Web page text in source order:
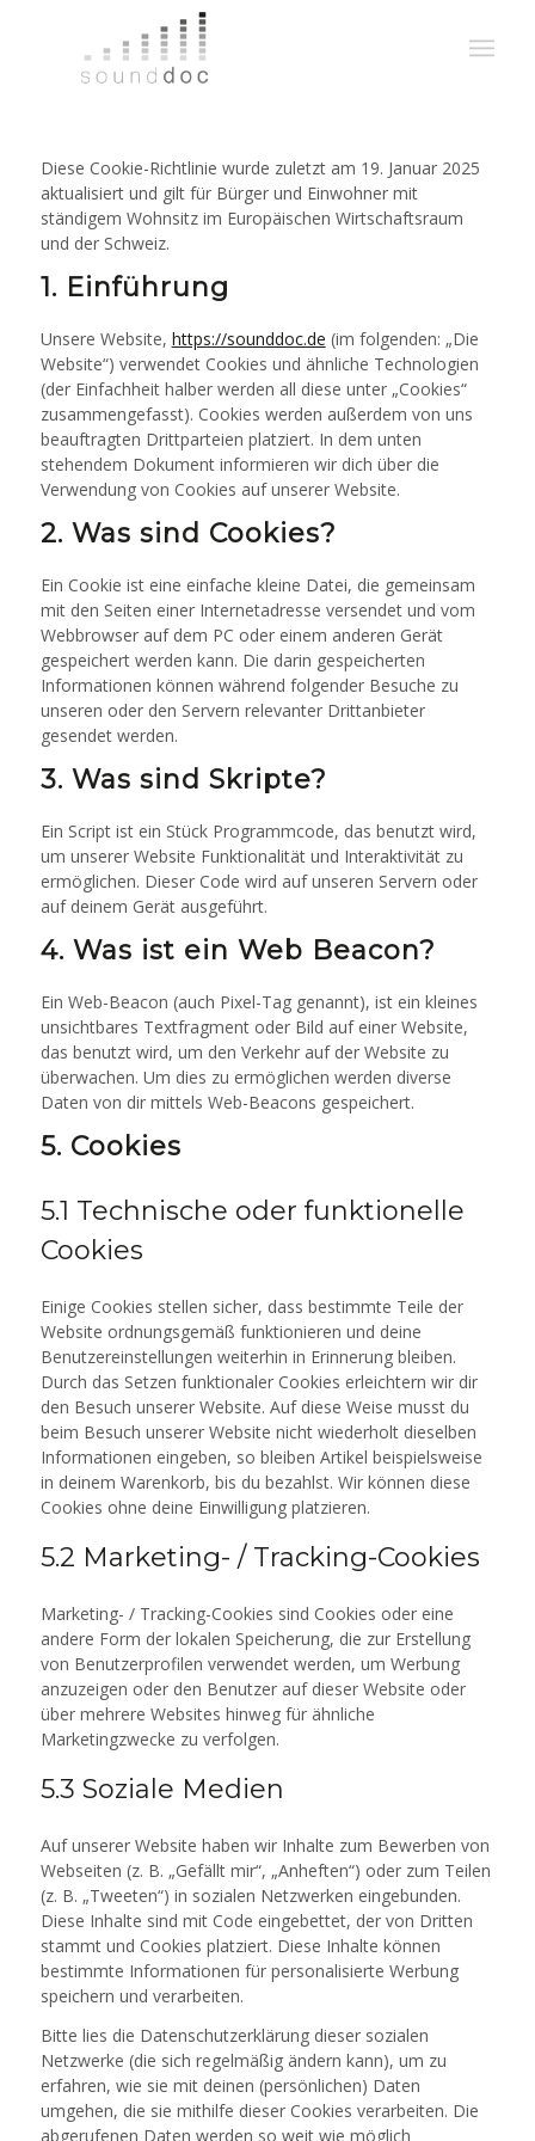
Diese Cookie-Richtlinie wurde zuletzt am 19. Januar 2025
aktualisiert und gilt für Bürger und Einwohner mit
ständigem Wohnsitz im Europäischen Wirtschaftsraum
und der Schweiz.
1. Einführung
Unsere Website, https://sounddoc.de (im folgenden: „Die
Website“) verwendet Cookies und ähnliche Technologien
(der Einfachheit halber werden all diese unter „Cookies“
zusammengefasst). Cookies werden außerdem von uns
beauftragten Drittparteien platziert. In dem unten
stehendem Dokument informieren wir dich über die
Verwendung von Cookies auf unserer Website.
2. Was sind Cookies?
Ein Cookie ist eine einfache kleine Datei, die gemeinsam
mit den Seiten einer Internetadresse versendet und vom
Webbrowser auf dem PC oder einem anderen Gerät
gespeichert werden kann. Die darin gespeicherten
Informationen können während folgender Besuche zu
unseren oder den Servern relevanter Drittanbieter
gesendet werden.
3. Was sind Skripte?
Ein Script ist ein Stück Programmcode, das benutzt wird,
um unserer Website Funktionalität und Interaktivität zu
ermöglichen. Dieser Code wird auf unseren Servern oder
auf deinem Gerät ausgeführt.
4. Was ist ein Web Beacon?
Ein Web-Beacon (auch Pixel-Tag genannt), ist ein kleines
unsichtbares Textfragment oder Bild auf einer Website,
das benutzt wird, um den Verkehr auf der Website zu
überwachen. Um dies zu ermöglichen werden diverse
Daten von dir mittels Web-Beacons gespeichert.
5. Cookies
5.1 Technische oder funktionelle
Cookies
Einige Cookies stellen sicher, dass bestimmte Teile der
Website ordnungsgemäß funktionieren und deine
Benutzereinstellungen weiterhin in Erinnerung bleiben.
Durch das Setzen funktionaler Cookies erleichtern wir dir
den Besuch unserer Website. Auf diese Weise musst du
beim Besuch unserer Website nicht wiederholt dieselben
Informationen eingeben, so bleiben Artikel beispielsweise
in deinem Warenkorb, bis du bezahlst. Wir können diese
Cookies ohne deine Einwilligung platzieren.
5.2 Marketing- / Tracking-Cookies
Marketing- / Tracking-Cookies sind Cookies oder eine
andere Form der lokalen Speicherung, die zur Erstellung
von Benutzerprofilen verwendet werden, um Werbung
anzuzeigen oder den Benutzer auf dieser Website oder
über mehrere Websites hinweg für ähnliche
Marketingzwecke zu verfolgen.
5.3 Soziale Medien
Auf unserer Website haben wir Inhalte zum Bewerben von
Webseiten (z. B. „Gefällt mir“, „Anheften“) oder zum Teilen
(z. B. „Tweeten“) in sozialen Netzwerken eingebunden.
Diese Inhalte sind mit Code eingebettet, der von Dritten
stammt und Cookies platziert. Diese Inhalte können
bestimmte Informationen für personalisierte Werbung
speichern und verarbeiten.
Bitte lies die Datenschutzerklärung dieser sozialen
Netzwerke (die sich regelmäßig ändern kann), um zu
erfahren, wie sie mit deinen (persönlichen) Daten
umgehen, die sie mithilfe dieser Cookies verarbeiten. Die
abgerufenen Daten werden so weit wie möglich